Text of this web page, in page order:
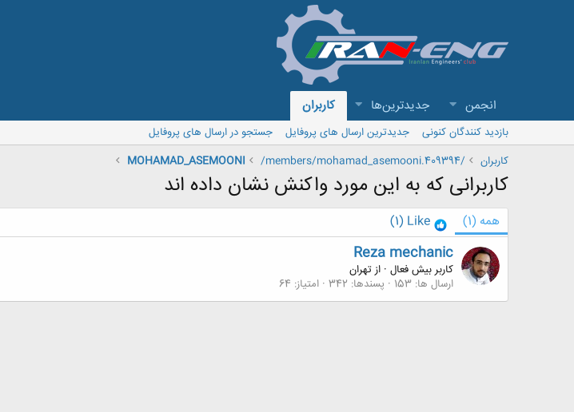
انجمن جدیدترین‌ها کاربران
بازدید کنندگان کنونی جدیدترین ارسال های پروفایل
جستجو در ارسال های پروفایل
کاربران
/members/mohamad_asemooni.409394/
MOHAMAD_ASEMOONI
کاربرانی که به این مورد واکنش نشان داده اند
همه (1)
Like
(1)
Reza mechanic
کاربر بیش فعال · ازتهران
ارسال ها 153 پسندها 342 امتیاز 64